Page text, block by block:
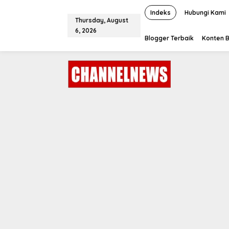
o
Thursday, August
6, 2026
Indeks Hubungi Kami
Blogger Terbaik Konten